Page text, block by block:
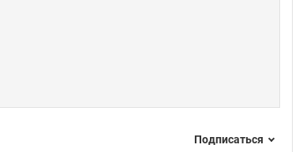
Подписаться